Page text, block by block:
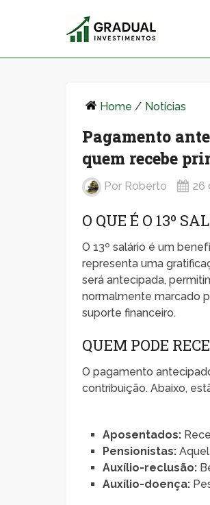
Home / Notícias
Pagamento
quem recebe
Por Roberto 26
O QUE É O 13º
O 13º salário é um
representa uma
será antecipada,
normalmente marcado
suporte financeiro.
QUEM PODE
O pagamento
contribuição. Abaixo,
Aposentados:
Pensionistas:
Auxílio-reclusão:
Auxílio-doença: